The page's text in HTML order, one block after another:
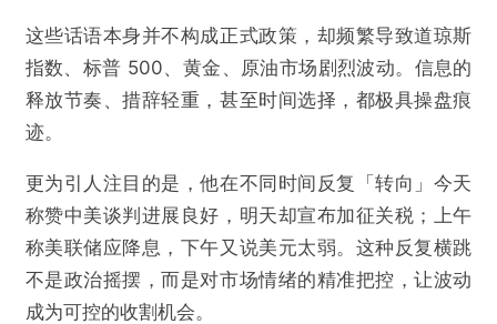
这些话语本身并不构成正式政策，却频繁导致道琼斯
指数、标普 500、黄金、原油市场剧烈波动。信息的
释放节奏、措辞轻重，甚至时间选择，都极具操盘痕
迹。
更为引人注目的是，他在不同时间反复「转向」今天
称赞中美谈判进展良好，明天却宣布加征关税；上午
称美联储应降息，下午又说美元太弱。这种反复横跳
不是政治摇摆，而是对市场情绪的精准把控，让波动
成为可控的收割机会。